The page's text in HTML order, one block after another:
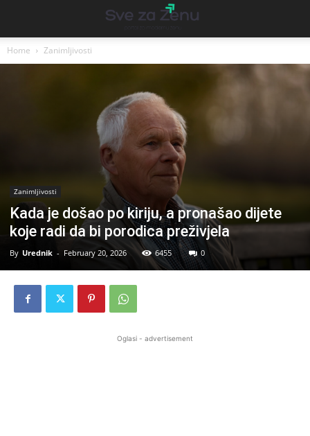
Home Zanimljivosti
Zanimljivosti
Kada je došao po kiriju, a pronašao dijete
koje radi da bi porodica preživjela
By Urednik - February 20, 2026 6455 0
Oglasi - advertisement